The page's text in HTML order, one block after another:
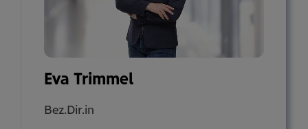
Eva Trimmel
Bez.Dir.in